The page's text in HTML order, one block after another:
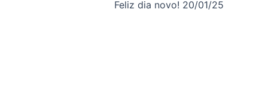
Feliz dia novo! 20/01/25